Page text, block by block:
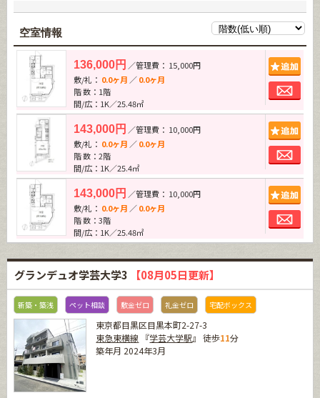
空室情報
136,000円 ／管理費： 15,000円
敷/礼： 0.0ヶ月 ／0.0ヶ月
階 数：1階
間/広：1K／25.48㎡
143,000円 ／管理費： 10,000円
敷/礼： 0.0ヶ月 ／0.0ヶ月
階 数：2階
間/広：1K／25.4㎡
143,000円 ／管理費： 10,000円
敷/礼： 0.0ヶ月 ／0.0ヶ月
階 数：3階
間/広：1K／25.48㎡
グランデュオ学芸大学3 【08月05日更新】
新築・築浅 ペット相談 敷金ゼロ 礼金ゼロ 宅配ボックス
東京都目黒区目黒本町2-27-3
東急東横線 『学芸大学駅』 徒歩11分
築年月 2024年3月